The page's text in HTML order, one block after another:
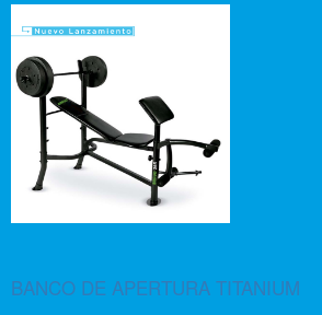
BANCO DE APERTURA TITANIUM